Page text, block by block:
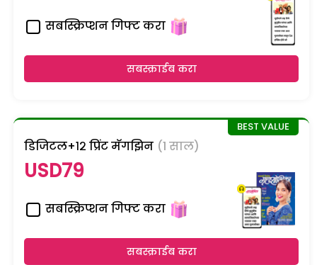
सबस्क्रिप्शन गिफ्ट करा
सबस्क्राईब करा
डिजिटल+१२ प्रिंट मॅगझिन (1 साल)
USD79
सबस्क्रिप्शन गिफ्ट करा
सबस्क्राईब करा